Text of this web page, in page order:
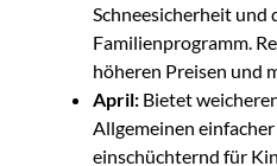
Schneesicherheit und
Familienprogramm.
höheren Preisen und
April: Bietet
Allgemeinen
einschüchternd für